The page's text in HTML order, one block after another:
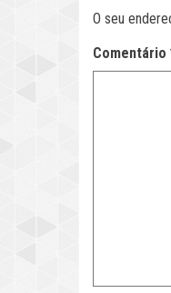
O seu
Comentário